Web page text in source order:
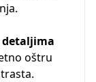
detaljima
oštru